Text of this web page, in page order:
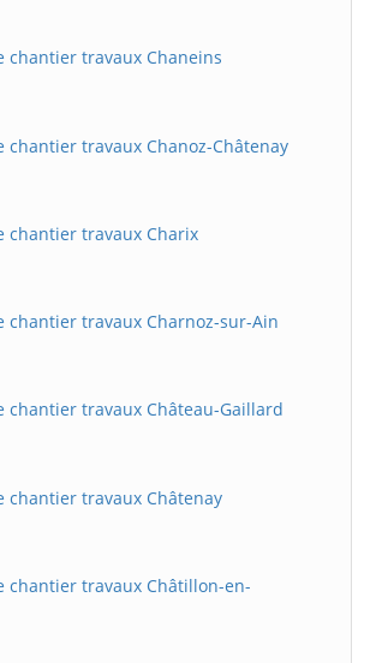
chantier travaux Chaneins
chantier travaux Chanoz-Châtenay
chantier travaux Charix
chantier travaux Charnoz-sur-Ain
chantier travaux Château-Gaillard
chantier travaux Châtenay
chantier travaux Châtillon-en-